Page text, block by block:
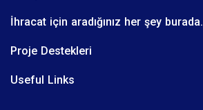
İhracat için aradığınız her şey burada.
Proje Destekleri
Useful Links